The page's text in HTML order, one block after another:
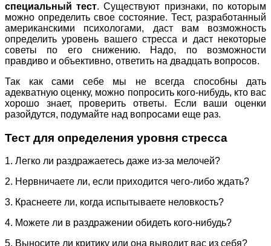
специальный тест. Существуют признаки, по которым
можно определить свое состояние. Тест, разработанный
американскими психологами, даст вам возможность
определить уровень вашего стресса и даст некоторые
советы по его снижению. Надо, по возможности
правдиво и объективно, ответить на двадцать вопросов.
Так как сами себе мы не всегда способны дать
адекватную оценку, можно попросить кого-нибудь, кто вас
хорошо знает, проверить ответы. Если ваши оценки
разойдутся, подумайте над вопросами еще раз.
Тест для определения уровня стресса
1. Легко ли раздражаетесь даже из-за мелочей?
2. Нервничаете ли, если приходится чего-либо ждать?
3. Краснеете ли, когда испытываете неловкость?
4. Можете ли в раздражении обидеть кого-нибудь?
5. Выносите ли критику или она выводит вас из себя?